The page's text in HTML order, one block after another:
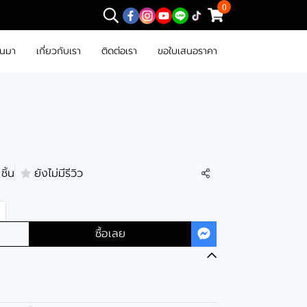
0
มา เกี่ยวกับเรา ติดต่อเรา ขอใบเสนอราคา
น ยังไม่มีรีวิว
แชร์
ซื้อเลย